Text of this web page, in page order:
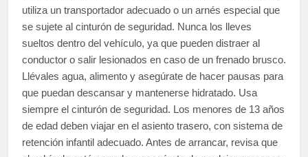
utiliza un transportador adecuado o un arnés especial que
se sujete al cinturón de seguridad. Nunca los lleves
sueltos dentro del vehículo, ya que pueden distraer al
conductor o salir lesionados en caso de un frenado brusco.
Llévales agua, alimento y asegúrate de hacer pausas para
que puedan descansar y mantenerse hidratado. Usa
siempre el cinturón de seguridad. Los menores de 13 años
de edad deben viajar en el asiento trasero, con sistema de
retención infantil adecuado. Antes de arrancar, revisa que